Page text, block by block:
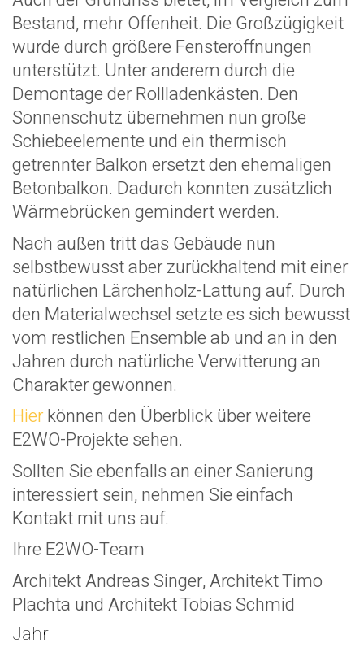
Bestand, mehr Offenheit. Die Großzügigkeit
wurde durch größere Fensteröffnungen
unterstützt. Unter anderem durch die
Demontage der Rollladenkästen. Den
Sonnenschutz übernehmen nun große
Schiebeelemente und ein thermisch
getrennter Balkon ersetzt den ehemaligen
Betonbalkon. Dadurch konnten zusätzlich
Wärmebrücken gemindert werden.
Nach außen tritt das Gebäude nun
selbstbewusst aber zurückhaltend mit einer
natürlichen Lärchenholz-Lattung auf. Durch
den Materialwechsel setzte es sich bewusst
vom restlichen Ensemble ab und an in den
Jahren durch natürliche Verwitterung an
Charakter gewonnen.
Hierkönnen den Überblick über weitere
E2WO-Projekte sehen.
Sollten Sie ebenfalls an einer Sanierung
interessiert sein, nehmen Sie einfach
Kontakt mit uns auf.
Ihre E2WO-Team
Architekt Andreas Singer, Architekt Timo
Plachta und Architekt Tobias Schmid
Jahr